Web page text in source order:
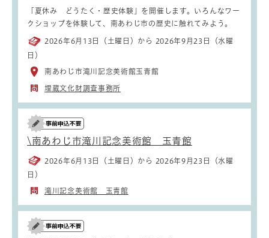
「夏休み どうたく・歴史体験」を開催します。いろんなワー
クショップを体験して、南あわじ市の歴史に触れてみよう。
2026年6月13日（土曜日）から 2026年9月23日（水曜
日）
南あわじ市滝川記念美術館玉青館
埋蔵文化財調査事務所
\南あわじ市滝川記念美術館 玉青館
2026年6月13日（土曜日）から 2026年9月23日（水曜
日）
滝川記念美術館 玉青館